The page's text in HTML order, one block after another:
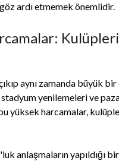
ardı etmemek önemlidir.
aynı zamanda büyük
yenilemeleri ve
yüksek harcamalar,
anlaşmaların yapıldığı